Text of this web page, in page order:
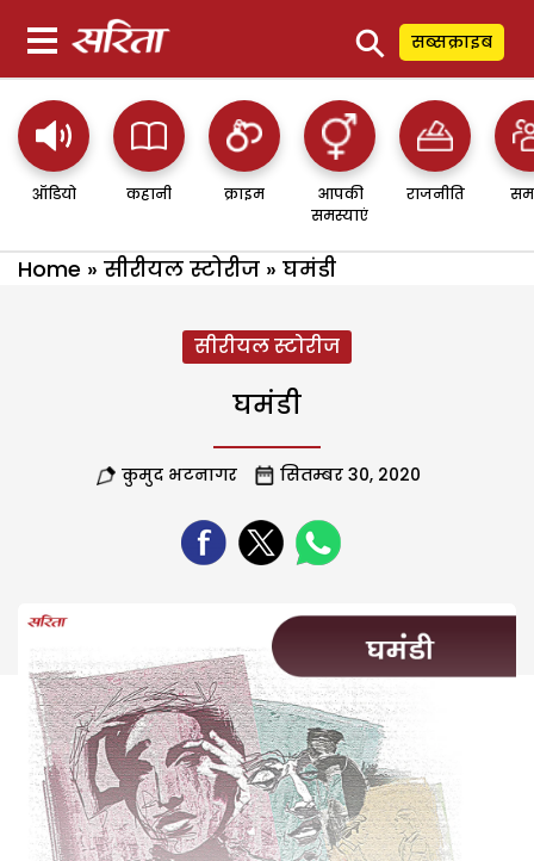
⚲ सब्सक्राइब
ऑडियो कहानी क्राइम
आपकी
समस्याएं
राजनीति
Home » सीरीयल स्टोरीज » घमंडी
सीरीयल स्टोरीज
घमंडी
कुमुद भटनागर सितम्बर 30, 2020